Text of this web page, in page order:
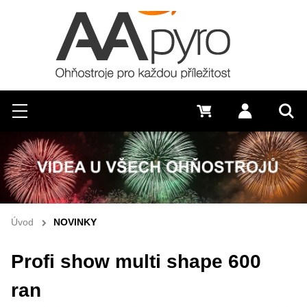
Hledat
Menu Přihlásit
0 Kč
Úvod NOVINKY
Profi show multi shape 600
ran